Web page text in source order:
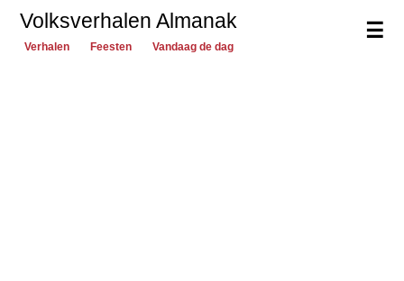
☰
Volksverhalen Almanak
Verhalen Feesten Vandaag de dag